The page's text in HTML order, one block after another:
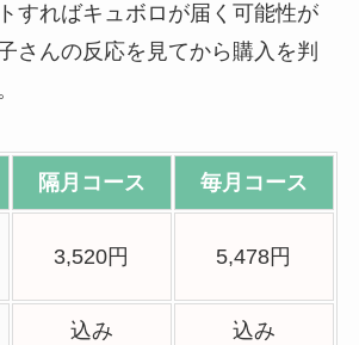
すればキュボロが届く可能性が
さんの反応を見てから購入を判
隔月コース 毎月コース
3,520円 5,478円
込み 込み